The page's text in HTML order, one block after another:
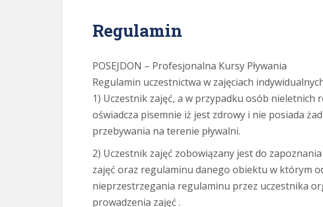
Regulamin
POSEJDON – Profesjonalna Kursy Pływania
Regulamin uczestnictwa w zajęciach
1) Uczestnik zajęć, a w przypadku osób nieletnich
oświadcza pisemnie iż jest zdrowy i nie posiada
przebywania na terenie pływalni.
2) Uczestnik zajęć zobowiązany jest do
zajęć oraz regulaminu danego obiektu w którym
nieprzestrzegania regulaminu przez uczestnika
prowadzenia zajęć .